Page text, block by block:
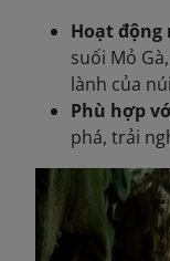
Hoạt động
suối Mỏ
lành của
Phù hợp
phá, trải